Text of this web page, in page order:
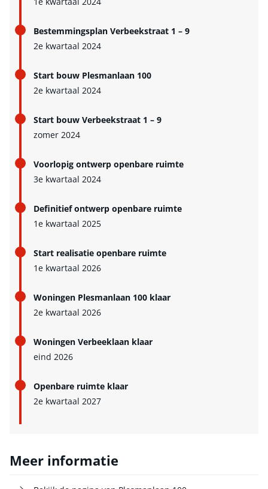
Bestemmingsplan Verbeekstraat 1 – 9
2e kwartaal 2024
Start bouw Plesmanlaan 100
2e kwartaal 2024
Start bouw Verbeekstraat 1 – 9
zomer 2024
Voorlopig ontwerp openbare ruimte
3e kwartaal 2024
Definitief ontwerp openbare ruimte
1e kwartaal 2025
Start realisatie openbare ruimte
1e kwartaal 2026
Woningen Plesmanlaan 100 klaar
2e kwartaal 2026
Woningen Verbeeklaan klaar
eind 2026
Openbare ruimte klaar
2e kwartaal 2027
Meer informatie